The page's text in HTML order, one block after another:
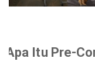
Apa Itu Pre-